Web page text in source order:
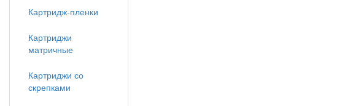
Картридж-пленки
Картриджи
матричные
Картриджи со
скрепками